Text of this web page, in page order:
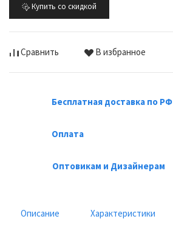
Купить со скидкой
Сравнить В избранное
Бесплатная доставка по РФ
Оплата
Оптовикам и Дизайнерам
Описание Характеристики